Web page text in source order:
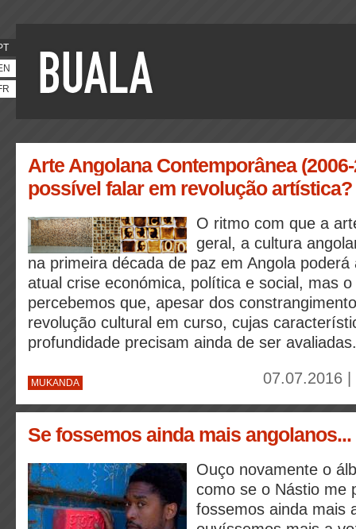
Arte Angolana Contemporânea (2006-
possível falar em revolução artística?
O ritmo com que a
geral, a cultura
na primeira década de paz em Angola
atual crise económica, política e social, mas
percebemos que, apesar dos
revolução cultural em curso, cujas
profundidade precisam ainda de ser avaliadas.
MUKANDA 07.07.2016
Se fossemos ainda mais angolanos...
Ouço novamente o
como se o Nástio me
fossemos ainda mais